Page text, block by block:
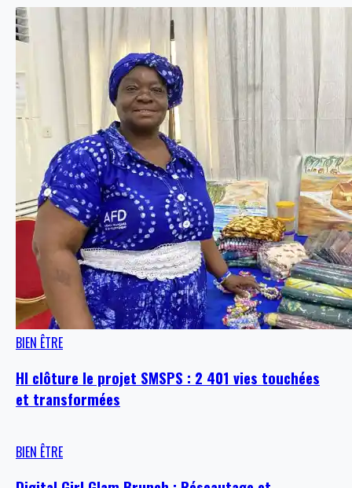
BIEN ÊTRE
HI clôture le projet SMSPS : 2 401 vies touchées
et transformées
BIEN ÊTRE